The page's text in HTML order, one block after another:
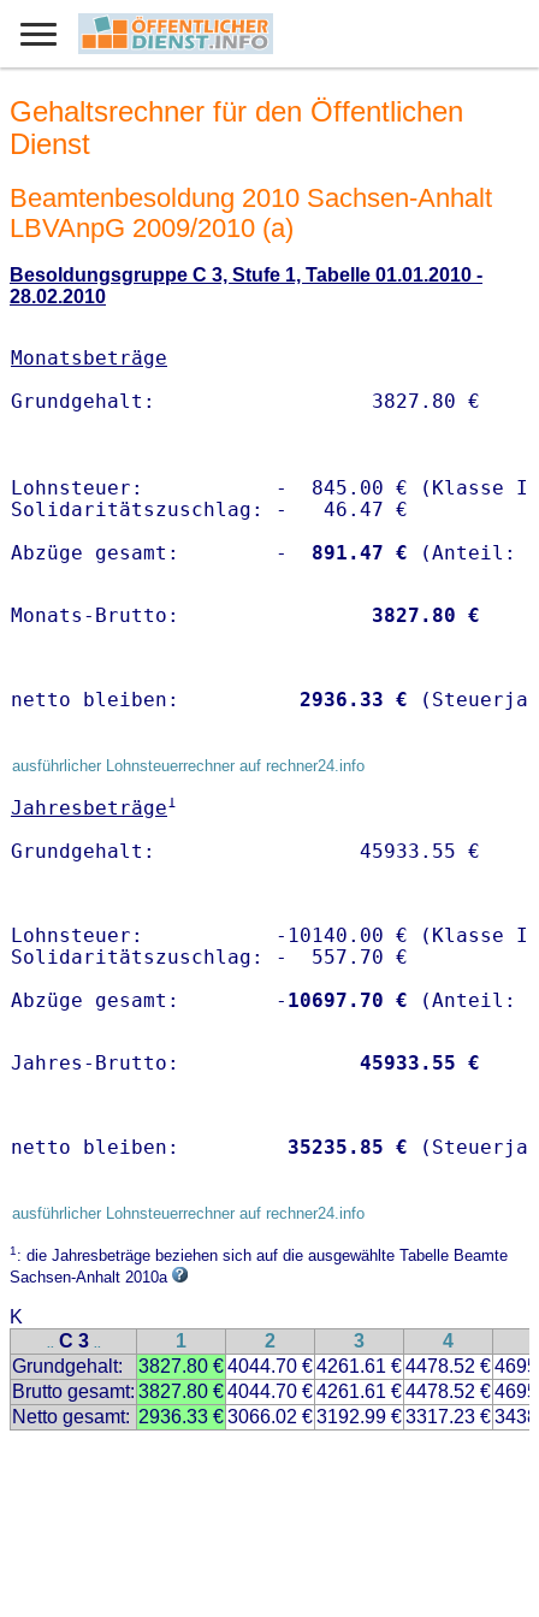
Gehaltsrechner für den Öffentlichen
Dienst
Beamtenbesoldung 2010 Sachsen-Anhalt
LBVAnpG 2009/2010 (a)
Besoldungsgruppe C 3, Stufe 1, Tabelle 01.01.2010 -
28.02.2010
Monatsbeträge
Lohnsteuer:           -  845.00 € (Klasse I)
Solidaritätszuschlag: -   46.47 €
Abzüge gesamt:        -
  891.47 €
Monats-Brutto: 3827.80 €
netto bleiben: 2936.33 €
ausführlicher Lohnsteuerrechner auf rechner24.info
Jahresbeträge1
Lohnsteuer:           -10140.00 € (Klasse I)
Solidaritätszuschlag: -  557.70 €
Abzüge gesamt:        - 10697.70 €
Jahres-Brutto: 45933.55 €
netto bleiben: 35235.85 €
ausführlicher Lohnsteuerrechner auf rechner24.info
1: die Jahresbeträge beziehen sich auf die ausgewählte Tabelle Beamte
Sachsen-Anhalt 2010a
K
.. C 3 .. 1 2 3 4
Grundgehalt:
3827.80 €4044.70 €4261.61 €4478.52 €
Brutto gesamt: 3827.80 €4044.70 €4261.61 €4478.52 €
Netto gesamt: 2936.33 €3066.02 €3192.99 €3317.23 €